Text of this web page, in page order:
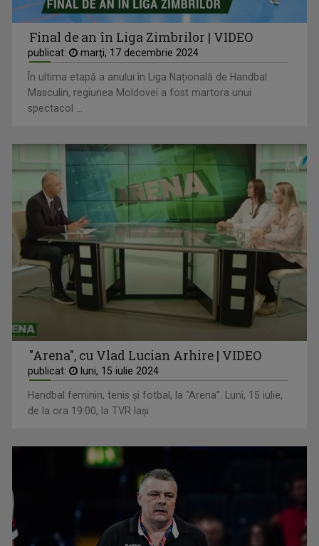
Final de an în Liga Zimbrilor | VIDEO
publicat: marţi, 17 decembrie 2024
În ultima etapă a anului în Liga Națională de Handbal
Masculin, regiunea Moldovei a fost martora unui
spectacol ...
"Arena", cu Vlad Lucian Arhire | VIDEO
publicat: luni, 15 iulie 2024
Handbal feminin, tenis și fotbal, la "Arena". Luni, 15 iulie,
de la ora 19:00, la TVR Iași.